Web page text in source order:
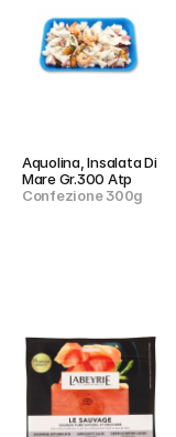
Aquolina, Insalata Di
Mare Gr.300 Atp
Confezione 300g